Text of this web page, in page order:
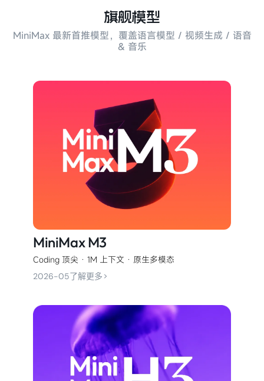
旗舰模型
MiniMax 最新首推模型，覆盖语言模型 / 视频生成 / 语音
& 音乐
MiniMax M3
Coding 顶尖 · 1M 上下文 · 原生多模态
2026-05了解更多 >